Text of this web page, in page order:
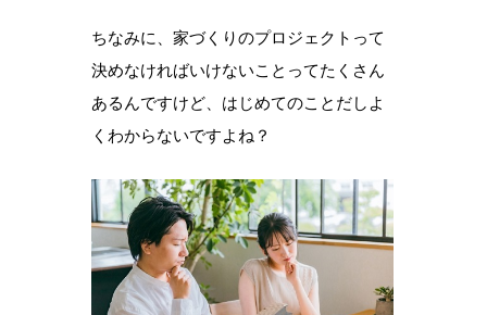
ちなみに、家づくりのプロジェクトって
決めなければいけないことってたくさん
あるんですけど、はじめてのことだしよ
くわからないですよね？